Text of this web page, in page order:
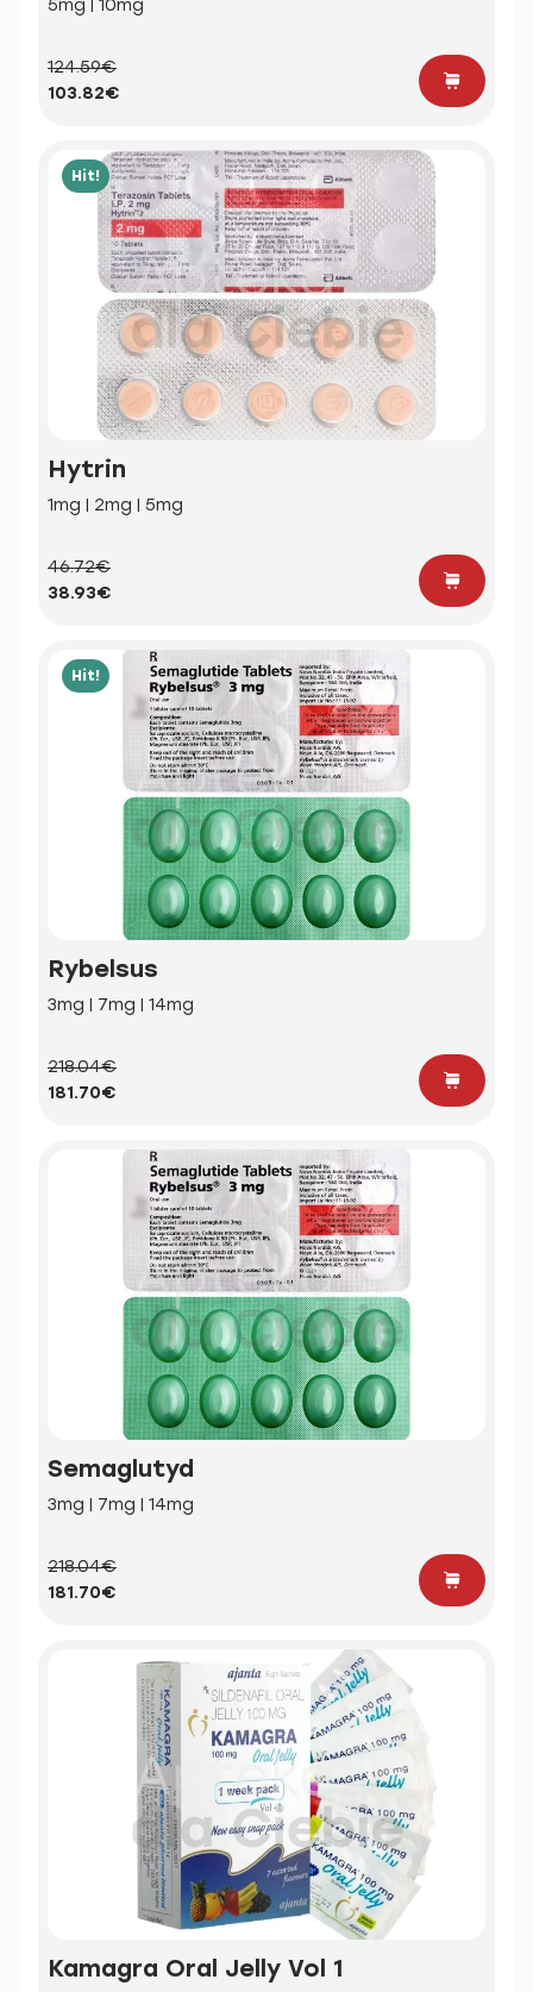
5mg | 10mg
124.59€
103.82€
Hit!
Hytrin
1mg | 2mg | 5mg
46.72€
38.93€
Hit!
Rybelsus
3mg | 7mg | 14mg
218.04€
181.70€
Semaglutyd
3mg | 7mg | 14mg
218.04€
181.70€
Kamagra Oral Jelly Vol 1